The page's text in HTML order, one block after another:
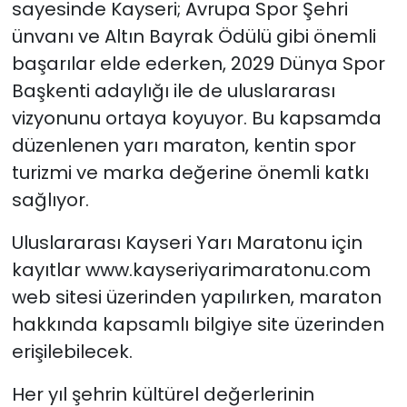
sayesinde Kayseri; Avrupa Spor Şehri
ünvanı ve Altın Bayrak Ödülü gibi önemli
başarılar elde ederken, 2029 Dünya Spor
Başkenti adaylığı ile de uluslararası
vizyonunu ortaya koyuyor. Bu kapsamda
düzenlenen yarı maraton, kentin spor
turizmi ve marka değerine önemli katkı
sağlıyor.
Uluslararası Kayseri Yarı Maratonu için
kayıtlar www.kayseriyarimaratonu.com
web sitesi üzerinden yapılırken, maraton
hakkında kapsamlı bilgiye site üzerinden
erişilebilecek.
Her yıl şehrin kültürel değerlerinin